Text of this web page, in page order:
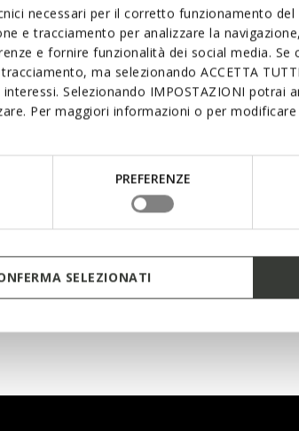
necessari per il corretto funzionamento
e tracciamento per analizzare la
e fornire funzionalità dei social media. Se
ma selezionando ACCETTA
Selezionando IMPOSTAZIONI potrai
Per maggiori informazioni o per
PREFERENZE
SELEZIONATI
an authentic blend of
classic black version, it
contemporary design. Walk
and business looks.
Zero Shock System